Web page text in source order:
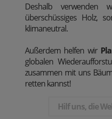
Deshalb verwenden
überschüssiges Holz,
klimaneutral.
Außerdem helfen wir
globalen
zusammen mit uns
retten kannst!
Hilf uns, die